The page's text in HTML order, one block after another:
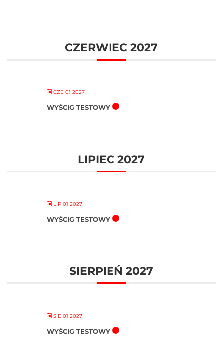
CZERWIEC 2027
CZE 01 2027
WYŚCIG TESTOWY
LIPIEC 2027
LIP 01 2027
WYŚCIG TESTOWY
SIERPIEŃ 2027
SIE 01 2027
WYŚCIG TESTOWY